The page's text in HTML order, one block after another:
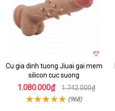
Cu gia dinh tuong Jiuai gai mem
silicon cuc suong
1.080.000₫ 1.742.000₫
(968)